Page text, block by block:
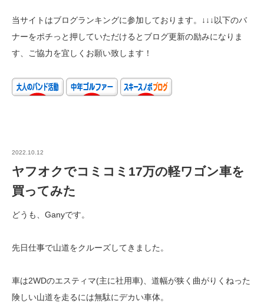
当サイトはブログランキングに参加しております。↓↓↓以下のバ
ナーをポチっと押していただけるとブログ更新の励みになりま
す、ご協力を宜しくお願い致します！
2022.10.12
ヤフオクでコミコミ17万の軽ワゴン車を
買ってみた
どうも、Ganyです。
先日仕事で山道をクルーズしてきました。
車は2WDのエスティマ(主に社用車)、道幅が狭く曲がりくねった
険しい山道を走るには無駄にデカい車体。